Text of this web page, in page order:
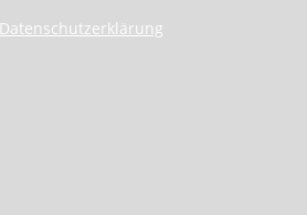
Datenschutzerklärung